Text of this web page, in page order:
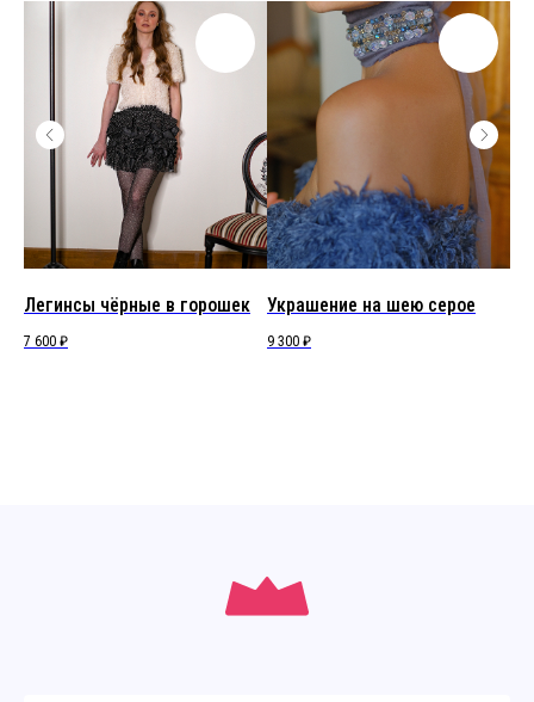
Легинсы чёрные в горошек
7 600 ₽
Украшение на шею серое
9 300 ₽